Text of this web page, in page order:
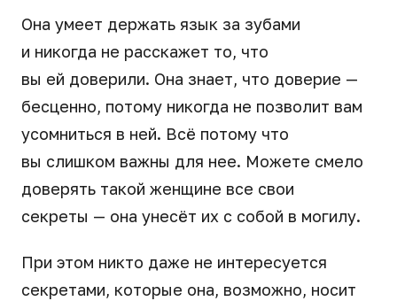
Она умеет держать язык за зубами
и никогда не расскажет то, что
вы ей доверили. Она знает, что доверие —
бесценно, потому никогда не позволит вам
усомниться в ней. Всё потому что
вы слишком важны для нее. Можете смело
доверять такой женщине все свои
секреты — она унесёт их с собой в могилу.
При этом никто даже не интересуется
секретами, которые она, возможно, носит